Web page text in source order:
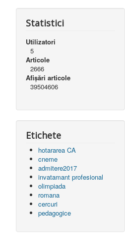
Statistici
Utilizatori
5
Articole
2666
Afișări articole
39504606
Etichete
hotararea CA
cneme
admitere2017
invatamant profesional
olimpiada
romana
cercuri
pedagogice